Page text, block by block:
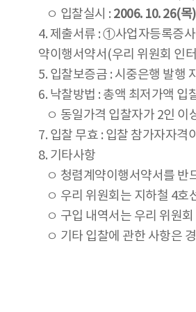
ㅇ 입찰실시 : 2006. 10. 26(목
4. 제출서류 : ①사업자등록증
약이행서약서(우리 위원회 인
5. 입찰보증금 : 시중은행 발행
6. 낙찰방법 : 총액 최저가액 입
ㅇ 동일가격 입찰자가 2인 이
7. 입찰 무효 : 입찰 참가자자격
8. 기타사항
ㅇ 청렴계약이행서약서를 반
ㅇ 우리 위원회는 지하철 4호
ㅇ 구입 내역서는 우리 위원
ㅇ 기타 입찰에 관한 사항은